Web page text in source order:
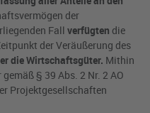
der
Fallverfügten die
der Veräußerung des
die Wirtschaftsgüter. Mithin
§ 39 Abs. 2 Nr. 2 AO
Projektgesellschaften